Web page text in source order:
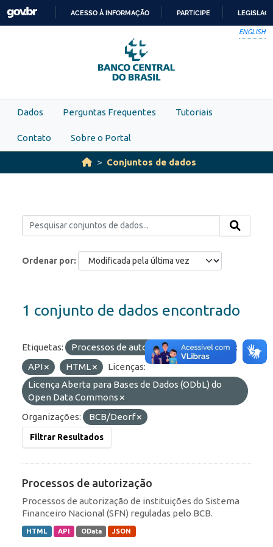
Skip to main content
PARA
O
CONTEÚDO
ACESSO À INFORMAÇÃO PARTICIPE
ENGLISH
Dados Perguntas Frequentes Tutoriais
Contato Sobre o Portal
Conjuntos de dados
Ordenar por
1 conjunto de dados encontrado
Etiquetas: Processos de autorização
Formatos:
API
HTML
Licenças:
Licença Aberta para Bases de Dados (ODbL) do
Open Data Commons
Organizações:
BCB/Deorf
Filtrar Resultados
Processos de autorização
Processos de autorização de instituições do Sistema
Financeiro Nacional (SFN) reguladas pelo BCB.
HTML API OData JSON